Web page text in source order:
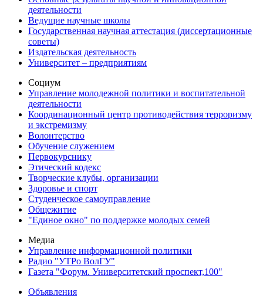
деятельности
Ведущие научные школы
Государственная научная аттестация (диссертационные
советы)
Издательская деятельность
Университет – предприятиям
Социум
Управление молодежной политики и воспитательной
деятельности
Координационный центр противодействия терроризму
и экстремизму
Волонтерство
Обучение служением
Первокурснику
Этический кодекс
Творческие клубы, организации
Здоровье и спорт
Студенческое самоуправление
Общежитие
"Единое окно" по поддержке молодых семей
Медиа
Управление информационной политики
Радио "УТРо ВолГУ"
Газета "Форум. Университетский проспект,100"
Объявления